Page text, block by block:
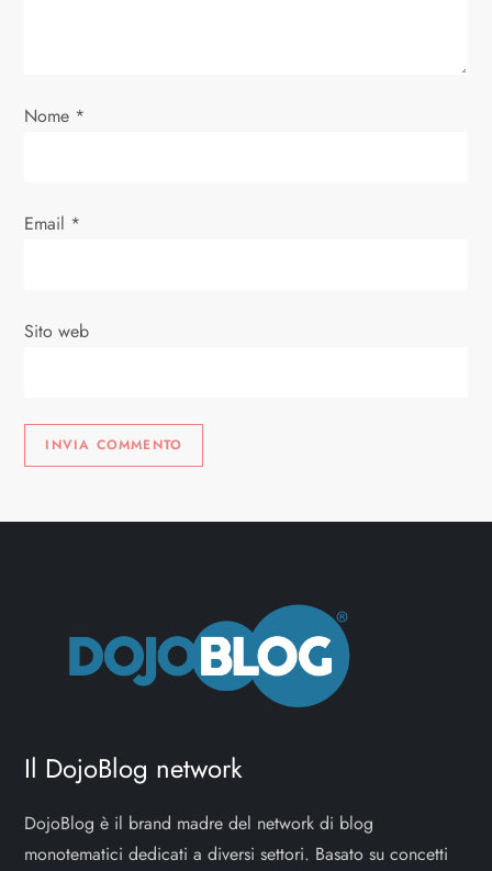
Nome *
Email *
Sito web
Il DojoBlog network
DojoBlog è il brand madre del network di blog
monotematici dedicati a diversi settori. Basato su concetti